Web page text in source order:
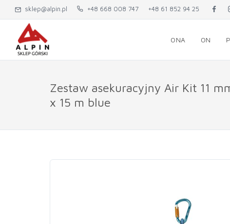
sklep@alpin.pl +48 668 008 747 +48 61 852 94 25
ONA ON
Zestaw asekuracyjny Air Kit 11
x 15 m blue